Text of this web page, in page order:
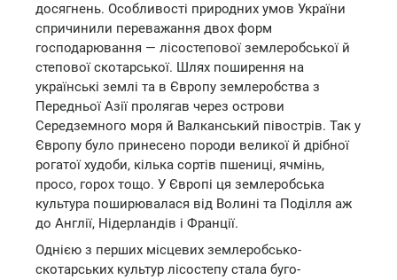
досягнень. Особливості природних умов України
спричинили переважання двох форм
господарювання — лісостепової землеробської й
степової скотарської. Шлях поширення на
українські землі та в Європу землеробства з
Передньої Азії пролягав через острови
Середземного моря й Валканський півострів. Так у
Європу було принесено породи великої й дрібної
рогатої худоби, кілька сортів пшениці, ячмінь,
просо, горох тощо. У Європі ця землеробська
культура поширювалася від Волині та Поділля аж
до Англії, Нідерландів і Франції.
Однією з перших місцевих землеробсько-
скотарських культур лісостепу стала буго-